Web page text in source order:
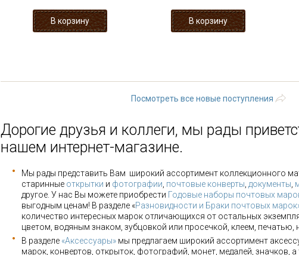
Посмотреть все новые поступления
Дорогие друзья и коллеги, мы рады
нашем интернет-магазине.
Мы рады представить Вам широкий ассортимент коллекционного
старинные открытки и фотографии почтовые конверты документы
другое. У нас Вы можете приобрести Годовые наборы почтовых
выгодным ценам! В разделе «Разновидности и Браки почтовых
количество интересных марок отличающихся от остальных
цветом, водяным знаком, зубцовкой или просечкой, клеем, печатью,
В разделе «Аксессуары» мы предлагаем широкий ассортимент
марок, конвертов, открыток, фотографий, монет, медалей, значков,